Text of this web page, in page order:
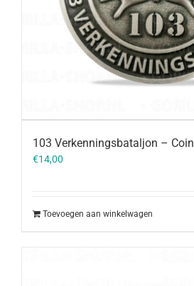
103 Verkenningsbataljon – Coin
€14,00
Toevoegen aan winkelwagen